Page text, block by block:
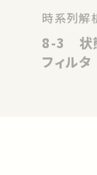
時系列解
8-3 状
フィルタ